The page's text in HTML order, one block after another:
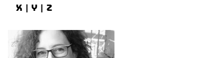
X | Y | Z